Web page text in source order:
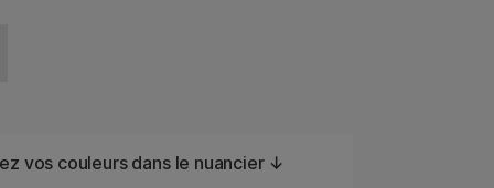
vos couleurs dans le nuancier ↓